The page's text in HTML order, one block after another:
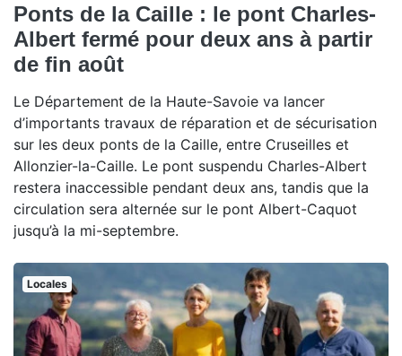
Ponts de la Caille : le pont Charles-
Albert fermé pour deux ans à partir
de fin août
Le Département de la Haute-Savoie va lancer
d’importants travaux de réparation et de sécurisation
sur les deux ponts de la Caille, entre Cruseilles et
Allonzier-la-Caille. Le pont suspendu Charles-Albert
restera inaccessible pendant deux ans, tandis que la
circulation sera alternée sur le pont Albert-Caquot
jusqu’à la mi-septembre.
Locales